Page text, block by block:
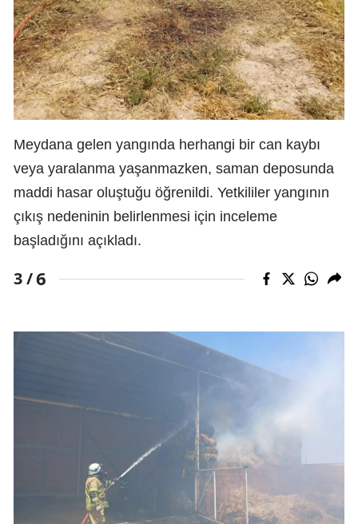
Meydana gelen yangında herhangi bir can kaybı
veya yaralanma yaşanmazken, saman deposunda
maddi hasar oluştuğu öğrenildi. Yetkililer yangının
çıkış nedeninin belirlenmesi için inceleme
başladığını açıkladı.
3 /6